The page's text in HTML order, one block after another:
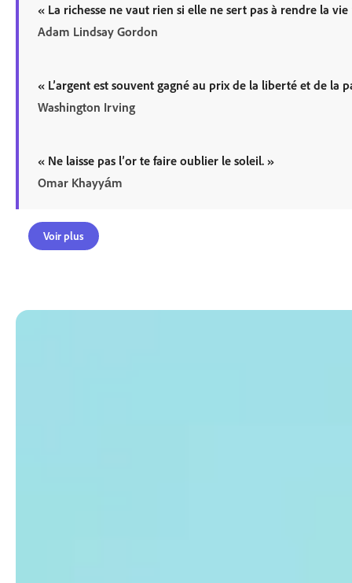
« La richesse ne vaut rien si elle ne sert pas à rendre la
Adam Lindsay Gordon
« L’argent est souvent gagné au prix de la liberté et de la
Washington Irving
« Ne laisse pas l’or te faire oublier le soleil. »
Omar Khayyám
Voir plus